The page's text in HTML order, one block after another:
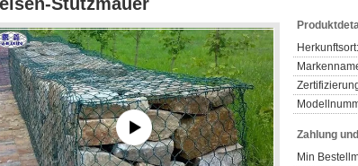
Herkunftsort:
Zahlung
Min